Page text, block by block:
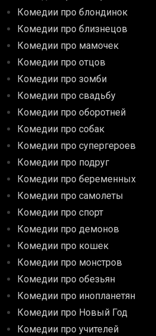
Комедии про блондинок
Комедии про близнецов
Комедии про мамочек
Комедии про отцов
Комедии про зомби
Комедии про свадьбу
Комедии про оборотней
Комедии про собак
Комедии про супергероев
Комедии про подруг
Комедии про беременных
Комедии про самолеты
Комедии про спорт
Комедии про демонов
Комедии про кошек
Комедии про монстров
Комедии про обезьян
Комедии про инопланетян
Комедии про Новый Год
Комедии про учителей